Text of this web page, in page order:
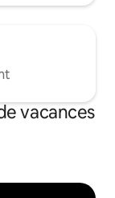
vacances